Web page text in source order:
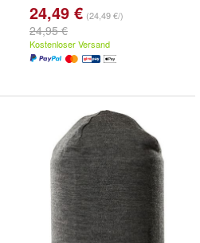
24,49 € (24,49 €/)
24,95 €
Kostenloser Versand